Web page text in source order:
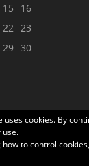
15
16
22
23
29 30
uses cookies. By
use.
to control